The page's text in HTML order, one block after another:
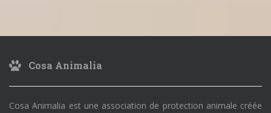
Cosa Animalia
Cosa Animalia est une association de protection animale créée